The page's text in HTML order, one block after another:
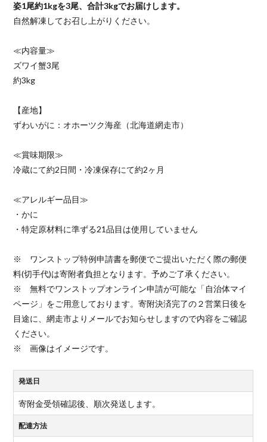
姿1尾約1kgを3尾、合計3kgでお届けします。
自然解凍してお召し上がりください。
≪内容量≫
ズワイ蟹3尾
約3kg
【産地】
ずわいがに：オホーツク海産（北海道網走市）
≪賞味期限≫
冷蔵にて約2日間・冷凍保存にて約2ヶ月
≪アレルギー品目≫
・かに
・特定原材料に準ずる21品目は使用していません
※ ワンストップ特例申請書を郵便でご提出いただく際の郵便
料(切手代)は寄附者負担となります。予めご了承ください。
※ 無料でワンストップオンライン申請が可能な「自治体マイ
ページ」をご用意しております。寄附決済完了の２営業日後を
目途に、網走市よりメールでお知らせしますので内容をご確認
ください。
※ 画像はイメージです。
発送日
寄附金受領確認後、順次発送します。
配達方法